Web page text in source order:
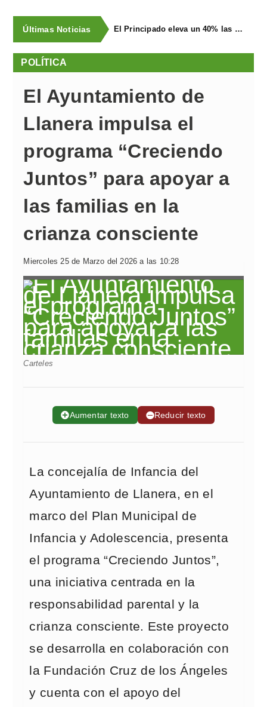
Últimas Noticias El Principado eleva un 40% las ayudas a la producción ecológica, que superan los cuatro millones de euros
POLÍTICA
El Ayuntamiento de
Llanera impulsa el
programa “Creciendo
Juntos” para apoyar a
las familias en la
crianza consciente
Miercoles 25 de Marzo del 2026 a las 10:28
Carteles
➕Aumentar texto ➖Reducir texto
La concejalía de Infancia del
Ayuntamiento de Llanera, en el
marco del Plan Municipal de
Infancia y Adolescencia, presenta
el programa “Creciendo Juntos”,
una iniciativa centrada en la
responsabilidad parental y la
crianza consciente. Este proyecto
se desarrolla en colaboración con
la Fundación Cruz de los Ángeles
y cuenta con el apoyo del